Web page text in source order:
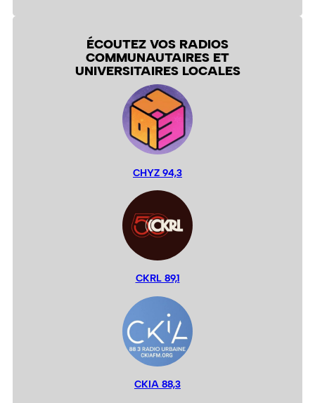
ÉCOUTEZ VOS RADIOS
COMMUNAUTAIRES ET
UNIVERSITAIRES LOCALES
CHYZ 94,3
CKRL 89,1
CKIA 88,3